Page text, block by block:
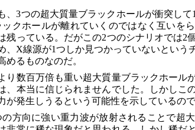
、3つの超大質量ブラックホールが衝突し
ックホールが離れていくのではなく互いを
残っている。だがこの2つのシナリオでは2
、X線源が1つしか見つかっていないという
めるものなのだ。
り数百万倍も重い超大質量ブラックホール
、本当に信じられませんでした。しかしこ
が発生しうるという可能性を示しているので
の方向に強い重力波が放射されることで超